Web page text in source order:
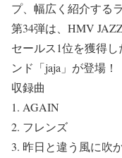
プ、幅広く紹介する
第34弾は、HMV
セールス1位を獲得
ンド「jaja」が登場！
収録曲
1. AGAIN
2. フレンズ
3. 昨日と違う風に吹